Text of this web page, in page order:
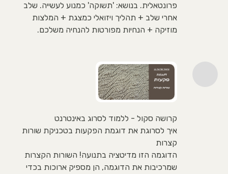
פרונטאלית. בנושא: 'תשוקה' כמנוע לעשייה. שלב
אחרי שלב + תהליך ויזואלי כמצגת + המלצות
מוזיקה + הנחיות מפורטות להנחיה משלכם.
קרושה סקול - ללמוד לסרוג באינטרנט
איך לסרוגת את דוגמת הפקעות בטכניקת שורות
קצרות
הדוגמה הזו מדיטציה בתנועה! השורות הקצרות
שמרכיבות את הדוגמה, הן מספיק ארוכות בכדי